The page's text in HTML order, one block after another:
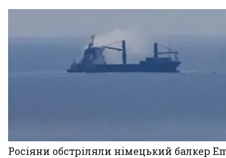
Росіяни обстріляли німецький балкер